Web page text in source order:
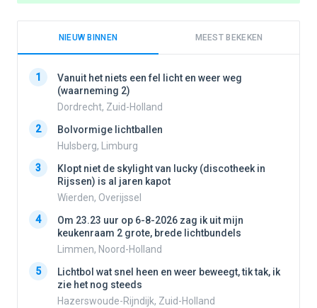
NIEUW BINNEN MEEST BEKEKEN
1
Vanuit het niets een fel licht en weer weg
(waarneming 2)
Dordrecht, Zuid-Holland
2
Bolvormige lichtballen
Hulsberg, Limburg
3
Klopt niet de skylight van lucky (discotheek in
Rijssen) is al jaren kapot
Wierden, Overijssel
4
Om 23.23 uur op 6-8-2026 zag ik uit mijn
keukenraam 2 grote, brede lichtbundels
Limmen, Noord-Holland
5
Lichtbol wat snel heen en weer beweegt, tik tak, ik
zie het nog steeds
Hazerswoude-Rijndijk, Zuid-Holland